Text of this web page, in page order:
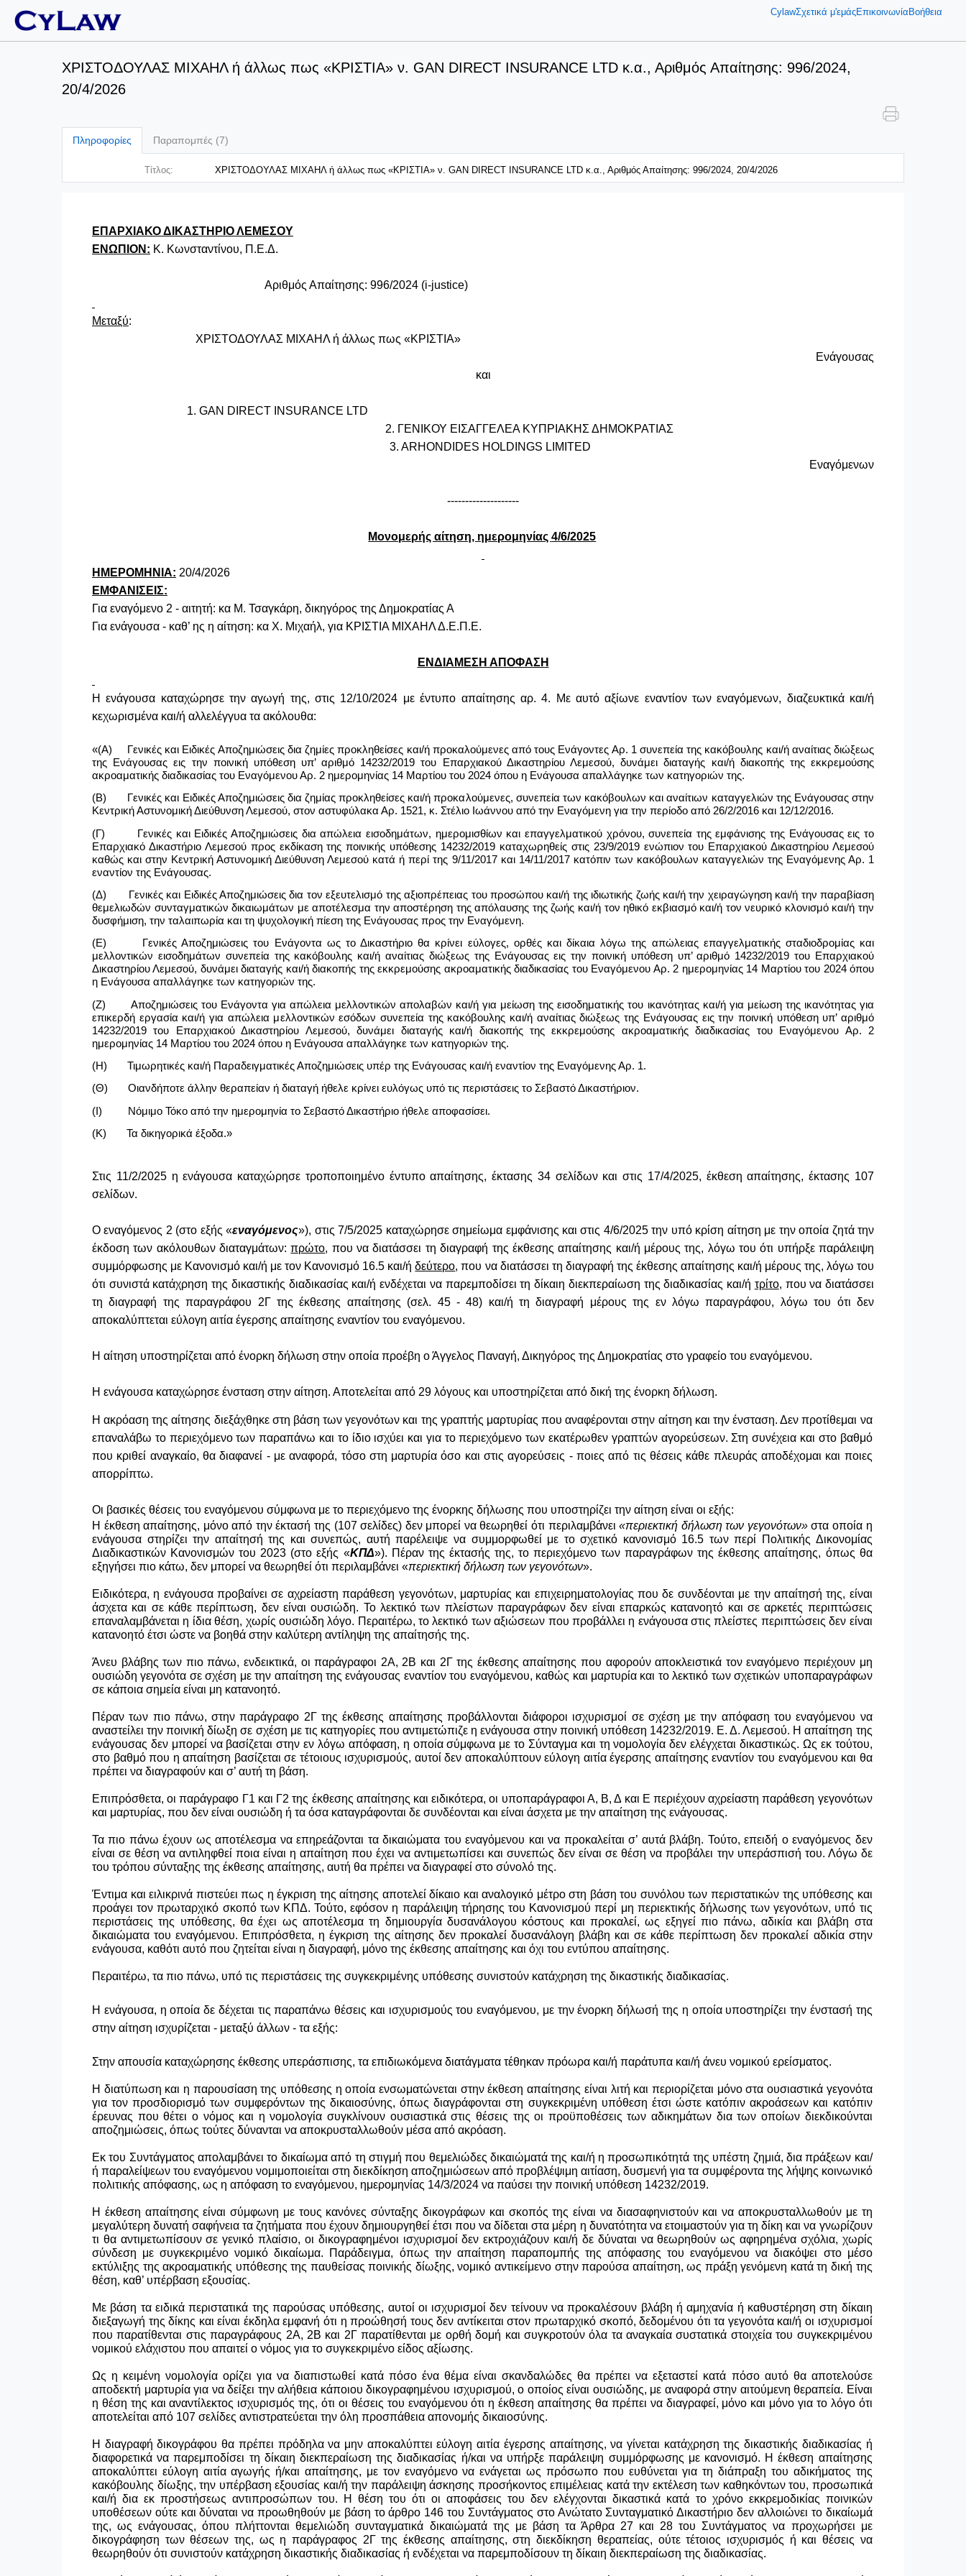
CylawΣχετικά μ'εμάςΕπικοινωνία Βοήθεια
ΧΡΙΣΤΟΔΟΥΛΑΣ ΜΙΧΑΗΛ ή άλλως πως «ΚΡΙΣΤΙΑ» ν. GAN DIRECT INSURANCE LTD κ.α., Αριθμός Απαίτησης: 996/2024,
20/4/2026
Πληροφορίες Παραπομπές (7)
Τίτλος: ΧΡΙΣΤΟΔΟΥΛΑΣ ΜΙΧΑΗΛ ή άλλως πως «ΚΡΙΣΤΙΑ» ν. GAN DIRECT INSURANCE LTD κ.α., Αριθμός Απαίτησης: 996/2024, 20/4/2026
ΕΠΑΡΧΙΑΚΟ ΔΙΚΑΣΤΗΡΙΟ ΛΕΜΕΣΟΥ
ΕΝΩΠΙΟΝ: Κ. Κωνσταντίνου, Π.Ε.Δ.
Αριθμός Απαίτησης: 996/2024 (i-justice)
Μεταξύ:
ΧΡΙΣΤΟΔΟΥΛΑΣ ΜΙΧΑΗΛ ή άλλως πως «ΚΡΙΣΤΙΑ»
Ενάγουσας
και
1. GAN DIRECT INSURANCE LTD
2. ΓΕΝΙΚΟΥ ΕΙΣΑΓΓΕΛΕΑ ΚΥΠΡΙΑΚΗΣ ΔΗΜΟΚΡΑΤΙΑΣ
3. ARHONDIDES HOLDINGS LIMITED
Εναγόμενων
--------------------
Μονομερής αίτηση, ημερομηνίας4/6/2025
ΗΜΕΡΟΜΗΝΙΑ: 20/4/2026
EMΦΑΝΙΣΕΙΣ:
Για εναγόμενο 2 - αιτητή: κα Μ. Τσαγκάρη, δικηγόρος της Δημοκρατίας Α
Για ενάγουσα - καθ’ ης η αίτηση: κα Χ. Μιχαήλ, για ΚΡΙΣΤΙΑ ΜΙΧΑΗΛ Δ.Ε.Π.Ε.
ΕΝΔΙΑΜΕΣΗ ΑΠΟΦΑΣΗ
Η ενάγουσα καταχώρησε την αγωγή της, στις 12/10/2024 με έντυπο απαίτησης αρ. 4. Με αυτό αξίωνε εναντίον των εναγόμενων, διαζευκτικά και/ή
κεχωρισμένα και/ή αλλελέγγυα τα ακόλουθα:
«(Α) Γενικές και Ειδικές Αποζημιώσεις δια ζημίες προκληθείσες και/ή προκαλούμενες από τους Ενάγοντες Αρ. 1 συνεπεία της κακόβουλης και/ή αναίτιας διώξεως
της Ενάγουσας εις την ποινική υπόθεση υπ’ αριθμό 14232/2019 του Επαρχιακού Δικαστηρίου Λεμεσού, δυνάμει διαταγής και/ή διακοπής της εκκρεμούσης
ακροαματικής διαδικασίας του Εναγόμενου Αρ. 2 ημερομηνίας 14 Μαρτίου του 2024 όπου η Ενάγουσα απαλλάγηκε των κατηγοριών της.
(Β) Γενικές και Ειδικές Αποζημιώσεις δια ζημίας προκληθείσες και/ή προκαλούμενες, συνεπεία των κακόβουλων και αναίτιων καταγγελιών της Ενάγουσας στην
Κεντρική Αστυνομική Διεύθυνση Λεμεσού, στον αστυφύλακα Αρ. 1521, κ. Στέλιο Ιωάννου από την Εναγόμενη για την περίοδο από 26/2/2016 και 12/12/2016.
(Γ) Γενικές και Ειδικές Αποζημιώσεις δια απώλεια εισοδημάτων, ημερομισθίων και επαγγελματικού χρόνου, συνεπεία της εμφάνισης της Ενάγουσας εις το
Επαρχιακό Δικαστήριο Λεμεσού προς εκδίκαση της ποινικής υπόθεσης 14232/2019 καταχωρηθείς στις 23/9/2019 ενώπιον του Επαρχιακού Δικαστηρίου Λεμεσού
καθώς και στην Κεντρική Αστυνομική Διεύθυνση Λεμεσού κατά ή περί της 9/11/2017 και 14/11/2017 κατόπιν των κακόβουλων καταγγελιών της Εναγόμενης Αρ. 1
εναντίον της Ενάγουσας.
(Δ) Γενικές και Ειδικές Αποζημιώσεις δια τον εξευτελισμό της αξιοπρέπειας του προσώπου και/ή της ιδιωτικής ζωής και/ή την χειραγώγηση και/ή την παραβίαση
θεμελιωδών συνταγματικών δικαιωμάτων με αποτέλεσμα την αποστέρηση της απόλαυσης της ζωής και/ή τον ηθικό εκβιασμό και/ή τον νευρικό κλονισμό και/ή την
δυσφήμιση, την ταλαιπωρία και τη ψυχολογική πίεση της Ενάγουσας προς την Εναγόμενη.
(Ε) Γενικές Αποζημιώσεις του Ενάγοντα ως το Δικαστήριο θα κρίνει εύλογες, ορθές και δίκαια λόγω της απώλειας επαγγελματικής σταδιοδρομίας και
μελλοντικών εισοδημάτων συνεπεία της κακόβουλης και/ή αναίτιας διώξεως της Ενάγουσας εις την ποινική υπόθεση υπ’ αριθμό 14232/2019 του Επαρχιακού
Δικαστηρίου Λεμεσού, δυνάμει διαταγής και/ή διακοπής της εκκρεμούσης ακροαματικής διαδικασίας του Εναγόμενου Αρ. 2 ημερομηνίας 14 Μαρτίου του 2024 όπου
η Ενάγουσα απαλλάγηκε των κατηγοριών της.
(Ζ) Αποζημιώσεις του Ενάγοντα για απώλεια μελλοντικών απολαβών και/ή για μείωση της εισοδηματικής του ικανότητας και/ή για μείωση της ικανότητας για
επικερδή εργασία και/ή για απώλεια μελλοντικών εσόδων συνεπεία της κακόβουλης και/ή αναίτιας διώξεως της Ενάγουσας εις την ποινική υπόθεση υπ’ αριθμό
14232/2019 του Επαρχιακού Δικαστηρίου Λεμεσού, δυνάμει διαταγής και/ή διακοπής της εκκρεμούσης ακροαματικής διαδικασίας του Εναγόμενου Αρ. 2
ημερομηνίας 14 Μαρτίου του 2024 όπου η Ενάγουσα απαλλάγηκε των κατηγοριών της.
(Η) Τιμωρητικές και/ή Παραδειγματικές Αποζημιώσεις υπέρ της Ενάγουσας και/ή εναντίον της Εναγόμενης Αρ. 1.
(Θ) Οιανδήποτε άλλην θεραπείαν ή διαταγή ήθελε κρίνει ευλόγως υπό τις περιστάσεις το Σεβαστό Δικαστήριον.
(Ι) Νόμιμο Τόκο από την ημερομηνία το Σεβαστό Δικαστήριο ήθελε αποφασίσει.
(Κ) Τα δικηγορικά έξοδα.»
Στις 11/2/2025 η ενάγουσα καταχώρησε τροποποιημένο έντυπο απαίτησης, έκτασης 34 σελίδων και στις 17/4/2025, έκθεση απαίτησης, έκτασης 107
σελίδων.
Ο εναγόμενος 2 (στο εξής «εναγόμενος»), στις 7/5/2025 καταχώρησε σημείωμα εμφάνισης και στις 4/6/2025 την υπό κρίση αίτηση με την οποία ζητά την
έκδοση των ακόλουθων διαταγμάτων:πρώτο, που να διατάσσει τη διαγραφή της έκθεσης απαίτησης και/ή μέρους της, λόγω του ότι υπήρξε παράλειψη
συμμόρφωσης με Κανονισμό και/ή με τον Κανονισμό 16.5 και/ήδεύτερο, που να διατάσσει τη διαγραφή της έκθεσης απαίτησης και/ή μέρους της, λόγω του
ότι συνιστά κατάχρηση της δικαστικής διαδικασίας και/ή ενδέχεται να παρεμποδίσει τη δίκαιη διεκπεραίωση της διαδικασίας και/ή τρίτο, που να διατάσσει
τη διαγραφή της παραγράφου 2Γ της έκθεσης απαίτησης (σελ. 45 - 48) και/ή τη διαγραφή μέρους της εν λόγω παραγράφου, λόγω του ότι δεν
αποκαλύπτεται εύλογη αιτία έγερσης απαίτησης εναντίον του εναγόμενου.
Η αίτηση υποστηρίζεται από ένορκη δήλωση στην οποία προέβη ο Άγγελος Παναγή, Δικηγόρος της Δημοκρατίας στο γραφείο του εναγόμενου.
Η ενάγουσα καταχώρησε ένσταση στην αίτηση. Αποτελείται από 29 λόγους και υποστηρίζεται από δική της ένορκη δήλωση.
Η ακρόαση της αίτησης διεξάχθηκε στη βάση των γεγονότων και της γραπτής μαρτυρίας που αναφέρονται στην αίτηση και την ένσταση. Δεν προτίθεμαι να
επαναλάβω το περιεχόμενο των παραπάνω και το ίδιο ισχύει και για το περιεχόμενο των εκατέρωθεν γραπτών αγορεύσεων. Στη συνέχεια και στο βαθμό
που κριθεί αναγκαίο, θα διαφανεί - με αναφορά, τόσο στη μαρτυρία όσο και στις αγορεύσεις - ποιες από τις θέσεις κάθε πλευράς αποδέχομαι και ποιες
απορρίπτω.
Οι βασικές θέσεις του εναγόμενου σύμφωνα με το περιεχόμενο της ένορκης δήλωσης που υποστηρίζει την αίτηση είναι οι εξής:
Η έκθεση απαίτησης, μόνο από την έκτασή της (107 σελίδες) δεν μπορεί να θεωρηθεί ότι περιλαμβάνει«περιεκτική δήλωση των γεγονότων»στα οποία η
ενάγουσα στηρίζει την απαίτησή της και συνεπώς, αυτή παρέλειψε να συμμορφωθεί με το σχετικό κανονισμό 16.5 των περί Πολιτικής Δικονομίας
Διαδικαστικών Κανονισμών του 2023 (στο εξής «ΚΠΔ»). Πέραν της έκτασής της, το περιεχόμενο των παραγράφων της έκθεσης απαίτησης, όπως θα
εξηγήσει πιο κάτω, δεν μπορεί να θεωρηθεί ότι περιλαμβάνει «περιεκτική δήλωση των γεγονότων».
Ειδικότερα, η ενάγουσα προβαίνει σε αχρείαστη παράθεση γεγονότων, μαρτυρίας και επιχειρηματολογίας που δε συνδέονται με την απαίτησή της, είναι
άσχετα και σε κάθε περίπτωση, δεν είναι ουσιώδη. Το λεκτικό των πλείστων παραγράφων δεν είναι επαρκώς κατανοητό και σε αρκετές περιπτώσεις
επαναλαμβάνεται η ίδια θέση, χωρίς ουσιώδη λόγο. Περαιτέρω, το λεκτικό των αξιώσεων που προβάλλει η ενάγουσα στις πλείστες περιπτώσεις δεν είναι
κατανοητό έτσι ώστε να βοηθά στην καλύτερη αντίληψη της απαίτησής της.
Άνευ βλάβης των πιο πάνω, ενδεικτικά, οι παράγραφοι 2Α, 2Β και 2Γ της έκθεσης απαίτησης που αφορούν αποκλειστικά τον εναγόμενο περιέχουν μη
ουσιώδη γεγονότα σε σχέση με την απαίτηση της ενάγουσας εναντίον του εναγόμενου, καθώς και μαρτυρία και το λεκτικό των σχετικών υποπαραγράφων
σε κάποια σημεία είναι μη κατανοητό.
Πέραν των πιο πάνω, στην παράγραφο 2Γ της έκθεσης απαίτησης προβάλλονται διάφοροι ισχυρισμοί σε σχέση με την απόφαση του εναγόμενου να
αναστείλει την ποινική δίωξη σε σχέση με τις κατηγορίες που αντιμετώπιζε η ενάγουσα στην ποινική υπόθεση 14232/2019. Ε. Δ. Λεμεσού. Η απαίτηση της
ενάγουσας δεν μπορεί να βασίζεται στην εν λόγω απόφαση, η οποία σύμφωνα με το Σύνταγμα και τη νομολογία δεν ελέγχεται δικαστικώς. Ως εκ τούτου,
στο βαθμό που η απαίτηση βασίζεται σε τέτοιους ισχυρισμούς, αυτοί δεν αποκαλύπτουν εύλογη αιτία έγερσης απαίτησης εναντίον του εναγόμενου και θα
πρέπει να διαγραφούν και σ’ αυτή τη βάση.
Επιπρόσθετα, οι παράγραφο Γ1 και Γ2 της έκθεσης απαίτησης και ειδικότερα, οι υποπαράγραφοι Α, Β, Δ και Ε περιέχουν αχρείαστη παράθεση γεγονότων
και μαρτυρίας, που δεν είναι ουσιώδη ή τα όσα καταγράφονται δε συνδέονται και είναι άσχετα με την απαίτηση της ενάγουσας.
Τα πιο πάνω έχουν ως αποτέλεσμα να επηρεάζονται τα δικαιώματα του εναγόμενου και να προκαλείται σ’ αυτά βλάβη. Τούτο, επειδή ο εναγόμενος δεν
είναι σε θέση να αντιληφθεί ποια είναι η απαίτηση που έχει να αντιμετωπίσει και συνεπώς δεν είναι σε θέση να προβάλει την υπεράσπισή του. Λόγω δε
του τρόπου σύνταξης της έκθεσης απαίτησης, αυτή θα πρέπει να διαγραφεί στο σύνολό της.
Έντιμα και ειλικρινά πιστεύει πως η έγκριση της αίτησης αποτελεί δίκαιο και αναλογικό μέτρο στη βάση του συνόλου των περιστατικών της υπόθεσης και
προάγει τον πρωταρχικό σκοπό των ΚΠΔ. Τούτο, εφόσον η παράλειψη τήρησης του Κανονισμού περί μη περιεκτικής δήλωσης των γεγονότων, υπό τις
περιστάσεις της υπόθεσης, θα έχει ως αποτέλεσμα τη δημιουργία δυσανάλογου κόστους και προκαλεί, ως εξηγεί πιο πάνω, αδικία και βλάβη στα
δικαιώματα του εναγόμενου. Επιπρόσθετα, η έγκριση της αίτησης δεν προκαλεί δυσανάλογη βλάβη και σε κάθε περίπτωση δεν προκαλεί αδικία στην
ενάγουσα, καθότι αυτό που ζητείται είναι η διαγραφή, μόνο της έκθεσης απαίτησης και όχι του εντύπου απαίτησης.
Περαιτέρω, τα πιο πάνω, υπό τις περιστάσεις της συγκεκριμένης υπόθεσης συνιστούν κατάχρηση της δικαστικής διαδικασίας.
Η ενάγουσα, η οποία δε δέχεται τις παραπάνω θέσεις και ισχυρισμούς του εναγόμενου, με την ένορκη δήλωσή της η οποία υποστηρίζει την ένστασή της
στην αίτηση ισχυρίζεται - μεταξύ άλλων - τα εξής:
Στην απουσία καταχώρησης έκθεσης υπεράσπισης, τα επιδιωκόμενα διατάγματα τέθηκαν πρόωρα και/ή παράτυπα και/ή άνευ νομικού ερείσματος.
Η διατύπωση και η παρουσίαση της υπόθεσης η οποία ενσωματώνεται στην έκθεση απαίτησης είναι λιτή και περιορίζεται μόνο στα ουσιαστικά γεγονότα
για τον προσδιορισμό των συμφερόντων της δικαιοσύνης, όπως διαγράφονται στη συγκεκριμένη υπόθεση έτσι ώστε κατόπιν ακροάσεων και κατόπιν
έρευνας που θέτει ο νόμος και η νομολογία συγκλίνουν ουσιαστικά στις θέσεις της οι προϋποθέσεις των αδικημάτων δια των οποίων διεκδικούνται
αποζημιώσεις, όπως τούτες δύνανται να αποκρυσταλλωθούν μέσα από ακρόαση.
Εκ του Συντάγματος απολαμβάνει το δικαίωμα από τη στιγμή που θεμελιώδες δικαιώματά της και/ή η προσωπικότητά της υπέστη ζημιά, δια πράξεων και/
ή παραλείψεων του εναγόμενου νομιμοποιείται στη διεκδίκηση αποζημιώσεων από προβλέψιμη αιτίαση, δυσμενή για τα συμφέροντα της λήψης κοινωνικό
πολιτικής απόφασης, ως η απόφαση το εναγόμενου, ημερομηνίας 14/3/2024 να παύσει την ποινική υπόθεση 14232/2019.
Η έκθεση απαίτησης είναι σύμφωνη με τους κανόνες σύνταξης δικογράφων και σκοπός της είναι να διασαφηνιστούν και να αποκρυσταλλωθούν με τη
μεγαλύτερη δυνατή σαφήνεια τα ζητήματα που έχουν δημιουργηθεί έτσι που να δίδεται στα μέρη η δυνατότητα να ετοιμαστούν για τη δίκη και να γνωρίζουν
τι θα αντιμετωπίσουν σε γενικό πλαίσιο, οι δικογραφημένοι ισχυρισμοί δεν εκτροχιάζουν και/ή δε δύναται να θεωρηθούν ως αφηρημένα σχόλια, χωρίς
σύνδεση με συγκεκριμένο νομικό δικαίωμα. Παράδειγμα, όπως την απαίτηση παραπομπής της απόφασης του εναγόμενου να διακόψει στο μέσο
εκτύλιξης της ακροαματικής υπόθεσης της παυθείσας ποινικής δίωξης, νομικό αντικείμενο στην παρούσα απαίτηση, ως πράξη γενόμενη κατά τη δική της
θέση, καθ’ υπέρβαση εξουσίας.
Με βάση τα ειδικά περιστατικά της παρούσας υπόθεσης, αυτοί οι ισχυρισμοί δεν τείνουν να προκαλέσουν βλάβη ή αμηχανία ή καθυστέρηση στη δίκαιη
διεξαγωγή της δίκης και είναι έκδηλα εμφανή ότι η προώθησή τους δεν αντίκειται στον πρωταρχικό σκοπό, δεδομένου ότι τα γεγονότα και/ή οι ισχυρισμοί
που παρατίθενται στις παραγράφους 2Α, 2Β και 2Γ παρατίθενται με ορθή δομή και συγκροτούν όλα τα αναγκαία συστατικά στοιχεία του συγκεκριμένου
νομικού ελάχιστου που απαιτεί ο νόμος για το συγκεκριμένο είδος αξίωσης.
Ως η κειμένη νομολογία ορίζει για να διαπιστωθεί κατά πόσο ένα θέμα είναι σκανδαλώδες θα πρέπει να εξεταστεί κατά πόσο αυτό θα αποτελούσε
αποδεκτή μαρτυρία για να δείξει την αλήθεια κάποιου δικογραφημένου ισχυρισμού, ο οποίος είναι ουσιώδης, με αναφορά στην αιτούμενη θεραπεία. Είναι
η θέση της και αναντίλεκτος ισχυρισμός της, ότι οι θέσεις του εναγόμενου ότι η έκθεση απαίτησης θα πρέπει να διαγραφεί, μόνο και μόνο για το λόγο ότι
αποτελείται από 107 σελίδες αντιστρατεύεται την όλη προσπάθεια απονομής δικαιοσύνης.
Η διαγραφή δικογράφου θα πρέπει πρόδηλα να μην αποκαλύπτει εύλογη αιτία έγερσης απαίτησης, να γίνεται κατάχρηση της δικαστικής διαδικασίας ή
διαφορετικά να παρεμποδίσει τη δίκαιη διεκπεραίωση της διαδικασίας ή/και να υπήρξε παράλειψη συμμόρφωσης με κανονισμό. Η έκθεση απαίτησης
αποκαλύπτει εύλογη αιτία αγωγής ή/και απαίτησης, με τον εναγόμενο να ενάγεται ως πρόσωπο που ευθύνεται για τη διάπραξη του αδικήματος της
κακόβουλης δίωξης, την υπέρβαση εξουσίας και/ή την παράλειψη άσκησης προσήκοντος επιμέλειας κατά την εκτέλεση των καθηκόντων του, προσωπικά
και/ή δια εκ προστήσεως αντιπροσώπων του. Η θέση του ότι οι αποφάσεις του δεν ελέγχονται δικαστικά κατά το χρόνο εκκρεμοδικίας ποινικών
υποθέσεων ούτε και δύναται να προωθηθούν με βάση το άρθρο 146 του Συντάγματος στο Ανώτατο Συνταγματικό Δικαστήριο δεν αλλοιώνει το δικαίωμά
της, ως ενάγουσας, όπου πλήττονται θεμελιώδη συνταγματικά δικαιώματά της με βάση τα Άρθρα 27 και 28 του Συντάγματος να προχωρήσει με
δικογράφηση των θέσεων της, ως η παράγραφος 2Γ της έκθεσης απαίτησης, στη διεκδίκηση θεραπείας, ούτε τέτοιος ισχυρισμός ή και θέσεις να
θεωρηθούν ότι συνιστούν κατάχρηση δικαστικής διαδικασίας ή ενδέχεται να παρεμποδίσουν τη δίκαιη διεκπεραίωση της διαδικασίας.